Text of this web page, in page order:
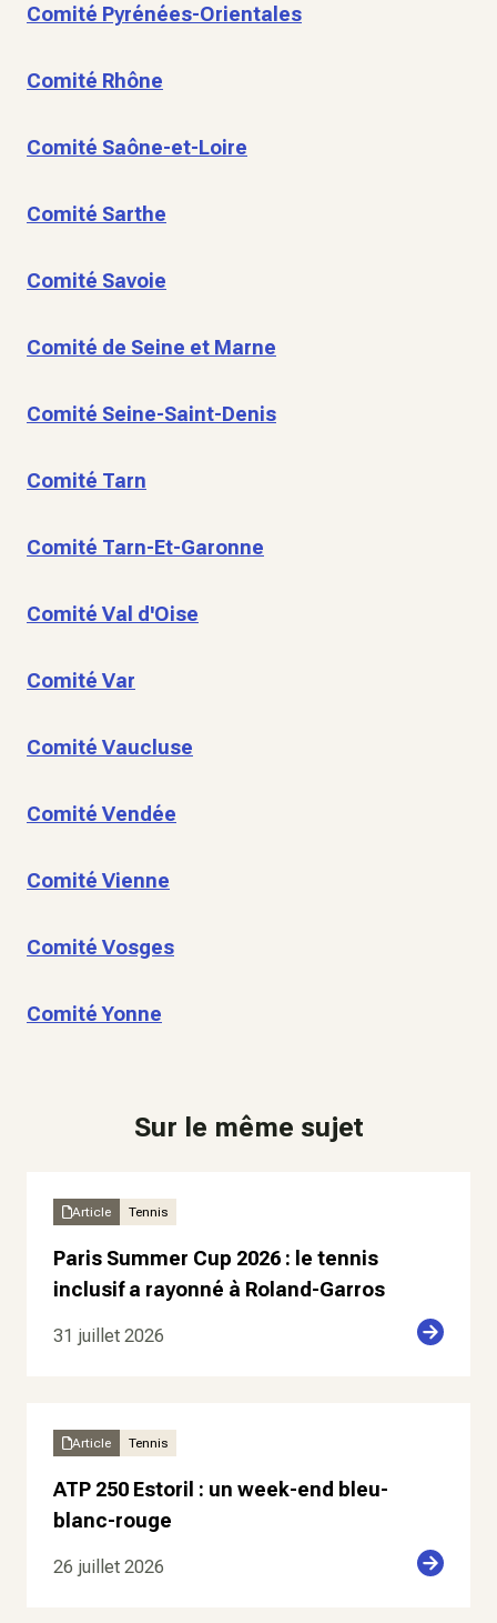
Comité Pyrénées-Orientales
Comité Rhône
Comité Saône-et-Loire
Comité Sarthe
Comité Savoie
Comité de Seine et Marne
Comité Seine-Saint-Denis
Comité Tarn
Comité Tarn-Et-Garonne
Comité Val d'Oise
Comité Var
Comité Vaucluse
Comité Vendée
Comité Vienne
Comité Vosges
Comité Yonne
Sur le même sujet
Article Tennis
Paris Summer Cup 2026 : le tennis
inclusif a rayonné à Roland-Garros
31 juillet 2026
Article Tennis
ATP 250 Estoril : un week-end bleu-
blanc-rouge
26 juillet 2026